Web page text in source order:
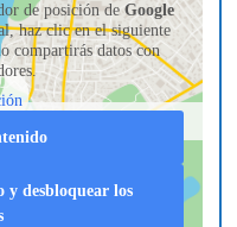
de posición deGoogle
haz clic en el siguiente
compartirás datos con
y desbloquear los